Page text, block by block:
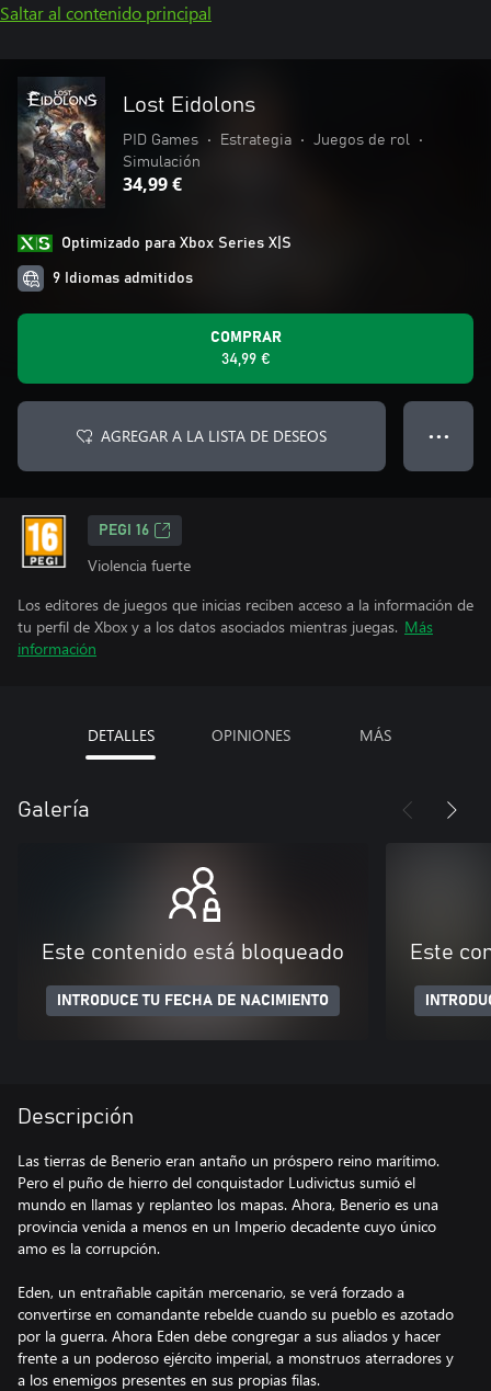
Saltar al contenido principal
Lost Eidolons
PID Games • Estrategia • Juegos de rol
•
Simulación
34,99 €
Optimizado para Xbox Series X|S
9 Idiomas admitidos
COMPRAR
34,99 €
AGREGAR A LA LISTA DE DESEOS ● ● ●
PEGI 16
Violencia fuerte
Los editores de juegos que inicias reciben acceso a la información de
tu perfil de Xbox y a los datos asociados mientras juegas. Más
información
DETALLES OPINIONES MÁS
Galería
Este contenido está bloqueado
INTRODUCE TU FECHA DE NACIMIENTO
Este
Descripción
Las tierras de Benerio eran antaño un próspero reino marítimo.
Pero el puño de hierro del conquistador Ludivictus sumió el
mundo en llamas y replanteo los mapas. Ahora, Benerio es una
provincia venida a menos en un Imperio decadente cuyo único
amo es la corrupción.
Eden, un entrañable capitán mercenario, se verá forzado a
convertirse en comandante rebelde cuando su pueblo es azotado
por la guerra. Ahora Eden debe congregar a sus aliados y hacer
frente a un poderoso ejército imperial, a monstruos aterradores y
a los enemigos presentes en sus propias filas.